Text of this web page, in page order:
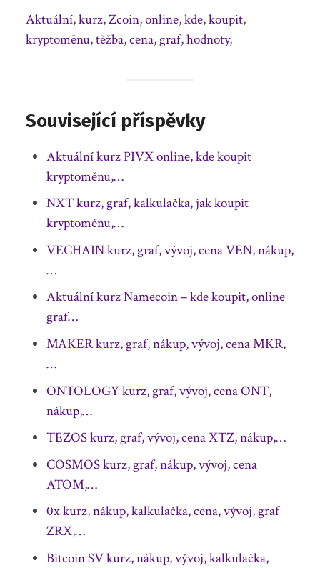
Aktuální,kurz,Zcoin,online,kde,koupit,
kryptoměnu,těžba,cena, graf,hodnoty,
Související příspěvky
Aktuální kurz PIVX online, kde koupit
kryptoměnu,…
NXT kurz, graf, kalkulačka, jak koupit
kryptoměnu,…
VECHAIN kurz, graf, vývoj, cena VEN, nákup,
…
Aktuální kurz Namecoin – kde koupit, online
graf…
MAKER kurz, graf, nákup, vývoj, cena MKR,
…
ONTOLOGY kurz, graf, vývoj, cena ONT,
nákup,…
TEZOS kurz, graf, vývoj, cena XTZ, nákup,…
COSMOS kurz, graf, nákup, vývoj, cena
ATOM,…
0x kurz, nákup, kalkulačka, cena, vývoj, graf
ZRX,…
Bitcoin SV kurz, nákup, vývoj, kalkulačka,